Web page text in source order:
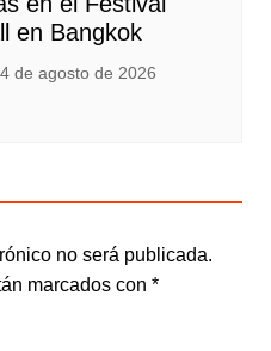
en Bangkok
4 de agosto de 2026
no será publicada.
marcados con *